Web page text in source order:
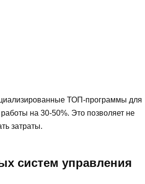
ТОП-программы для
на 30-50%. Это позволяет не
затраты.
систем управления